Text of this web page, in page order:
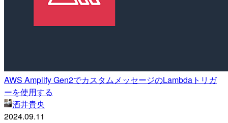
AWS Amplify Gen2でカスタムメッセージのLambdaトリガ
ーを使用する
酒井貴央
2024.09.11